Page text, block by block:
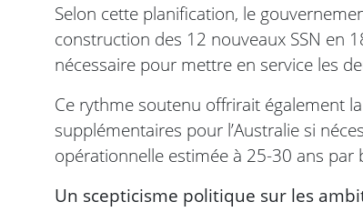
Selon cette planification, le
construction des 12 nouveaux SSN en
nécessaire pour mettre en service les
Ce rythme soutenu offrirait également
supplémentaires pour l’Australie si
opérationnelle estimée à 25-30 ans par
Un scepticisme politique sur les